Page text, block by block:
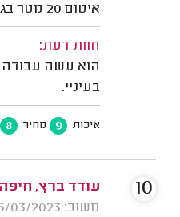
איטום 20 מטר בגג פנלים כולל תיקון צבע.
חוות דעת:
הוא עשה
בעיניי.
איכות 9 מחיר 8
עודד ברץ,
משוב: 06/03/2023
10